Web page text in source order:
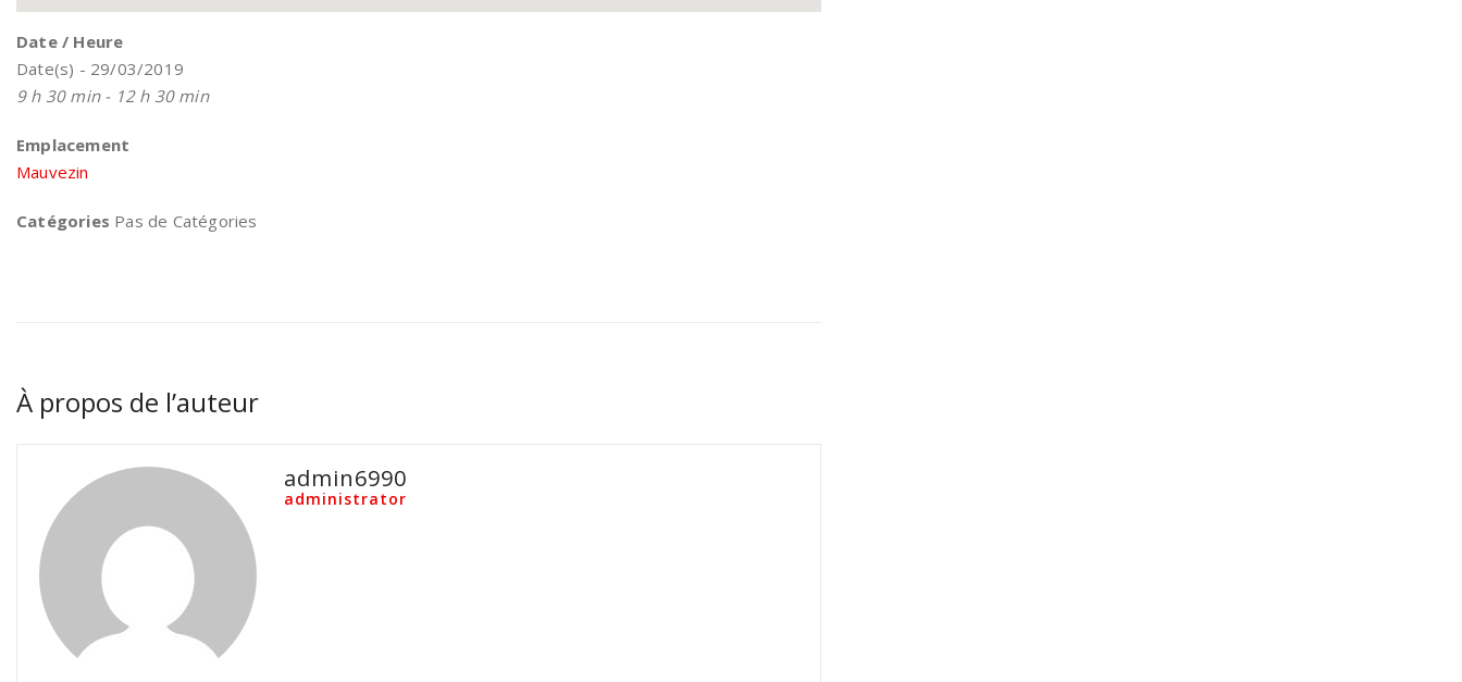
Date / Heure
Date(s) - 29/03/2019
9 h 30 min - 12 h 30 min
Emplacement
Mauvezin
Catégories Pas de Catégories
À propos de l’auteur
admin6990
administrator